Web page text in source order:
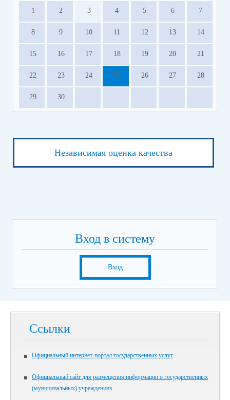
1 2 3 4 5 6 7
8 9 10 11 12 13 14
15 16 17 18 19 20 21
22 23 24 25 26 27 28
29 30
Независимая оценка качества
Вход в систему
Вход
Ссылки
Официальный интернет-портал государственных услуг
Официальный сайт для размещения информации о государственных
(муниципальных) учреждениях